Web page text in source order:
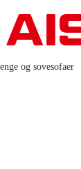
og sovesofaer